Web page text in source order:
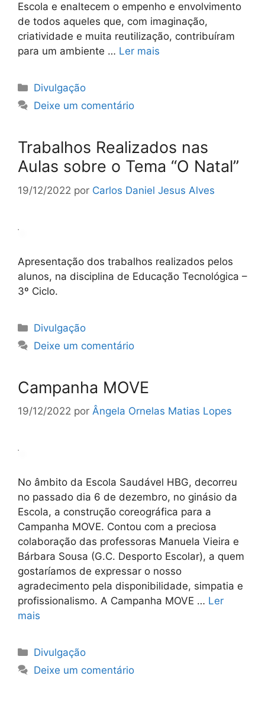
Escola e enaltecem o empenho e envolvimento
de todos aqueles que, com imaginação,
criatividade e muita reutilização, contribuíram
para um ambiente … Ler mais
Categorias
Divulgação
Deixe um comentário
Trabalhos Realizados nas
Aulas sobre o Tema “O Natal”
19/12/2022 por Carlos Daniel Jesus Alves
Apresentação dos trabalhos realizados pelos
alunos, na disciplina de Educação Tecnológica –
3º Ciclo.
Categorias
Divulgação
Deixe um comentário
Campanha MOVE
19/12/2022 por Ângela Ornelas Matias Lopes
No âmbito da Escola Saudável HBG, decorreu
no passado dia 6 de dezembro, no ginásio da
Escola, a construção coreográfica para a
Campanha MOVE. Contou com a preciosa
colaboração das professoras Manuela Vieira e
Bárbara Sousa (G.C. Desporto Escolar), a quem
gostaríamos de expressar o nosso
agradecimento pela disponibilidade, simpatia e
profissionalismo. A Campanha MOVE … Ler
mais
Categorias
Divulgação
Deixe um comentário